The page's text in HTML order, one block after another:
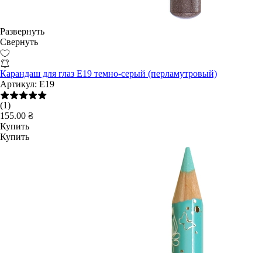
Развернуть
Свернуть
Карандаш для глаз E19 темно-серый (перламутровый)
Артикул: E19
(1)
155.00 ₴
Купить
Купить